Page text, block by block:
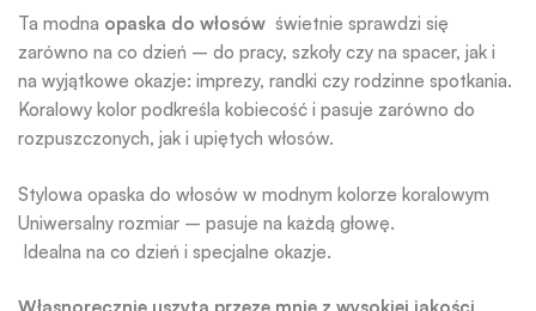
Ta modna opaska do włosów świetnie sprawdzi się
zarówno na co dzień – do pracy, szkoły czy na spacer, jak i
na wyjątkowe okazje: imprezy, randki czy rodzinne spotkania.
Koralowy kolor podkreśla kobiecość i pasuje zarówno do
rozpuszczonych, jak i upiętych włosów.
Stylowa opaska do włosów w modnym kolorze koralowym
Uniwersalny rozmiar – pasuje na każdą głowę.
Idealna na co dzień i specjalne okazje.